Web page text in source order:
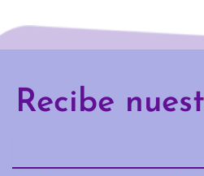
Recibe